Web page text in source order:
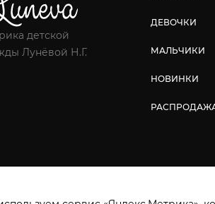
детской
Лунёвой Н.Г.
ДЕВОЧКИ
МАЛЬЧИКИ
НОВИНКИ